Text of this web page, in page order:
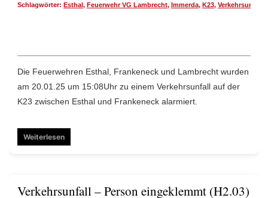
Schlagwörter: Esthal, Feuerwehr VG Lambrecht, Immerda, K23, Verkehrsunfall
Die Feuerwehren Esthal, Frankeneck und Lambrecht wurden
am 20.01.25 um 15:08Uhr zu einem Verkehrsunfall auf der
K23 zwischen Esthal und Frankeneck alarmiert.
Weiterlesen
Verkehrsunfall – Person eingeklemmt (H2.03)